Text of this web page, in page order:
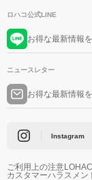
ロハコ公式LINE
お得な最新情報
ニュースレター
お得な最新情報
Instagram
ご利用上の注意
カスタマーハラスメン